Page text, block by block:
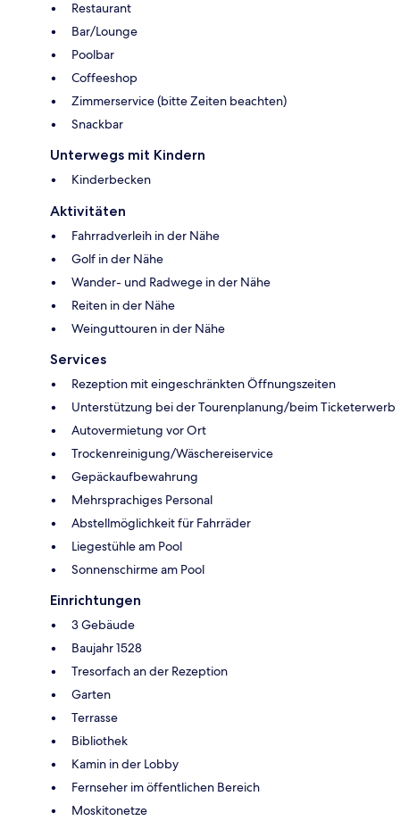
Restaurant
Bar/Lounge
Poolbar
Coffeeshop
Zimmerservice (bitte Zeiten beachten)
Snackbar
Unterwegs mit Kindern
Kinderbecken
Aktivitäten
Fahrradverleih in der Nähe
Golf in der Nähe
Wander- und Radwege in der Nähe
Reiten in der Nähe
Weinguttouren in der Nähe
Services
Rezeption mit eingeschränkten Öffnungszeiten
Unterstützung bei der Tourenplanung/beim Ticketerwerb
Autovermietung vor Ort
Trockenreinigung/Wäschereiservice
Gepäckaufbewahrung
Mehrsprachiges Personal
Abstellmöglichkeit für Fahrräder
Liegestühle am Pool
Sonnenschirme am Pool
Einrichtungen
3 Gebäude
Baujahr 1528
Tresorfach an der Rezeption
Garten
Terrasse
Bibliothek
Kamin in der Lobby
Fernseher im öffentlichen Bereich
Moskitonetze